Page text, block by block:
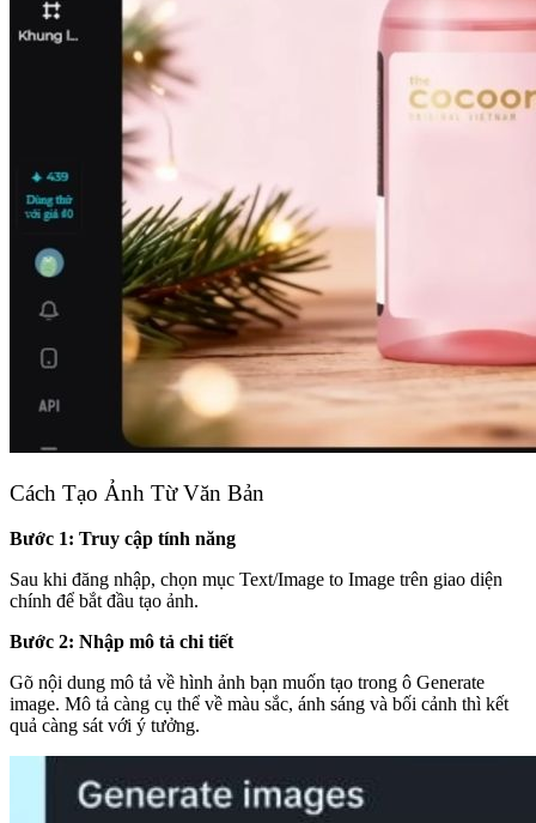
Cách Tạo Ảnh Từ Văn Bản
Bước 1: Truy cập tính năng
Sau khi đăng nhập, chọn mục Text/Image to Image trên giao diện
chính để bắt đầu tạo ảnh.
Bước 2: Nhập mô tả chi tiết
Gõ nội dung mô tả về hình ảnh bạn muốn tạo trong ô Generate
image. Mô tả càng cụ thể về màu sắc, ánh sáng và bối cảnh thì kết
quả càng sát với ý tưởng.